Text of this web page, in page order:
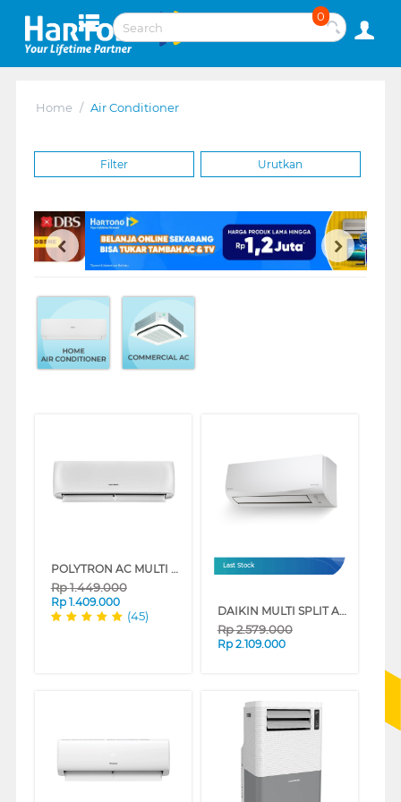
0
Home / Air Conditioner
Filter Urutkan
POLYTRON AC MULTI SPLIT AIR CONDITIONER PAC-MS SERIES
Rp1.449.000
Rp 1.409.000
(45)
Last Stock
DAIKIN MULTI SPLIT AIR CONDITIONER CTKC SERIES
Rp2.579.000
Rp 2.109.000